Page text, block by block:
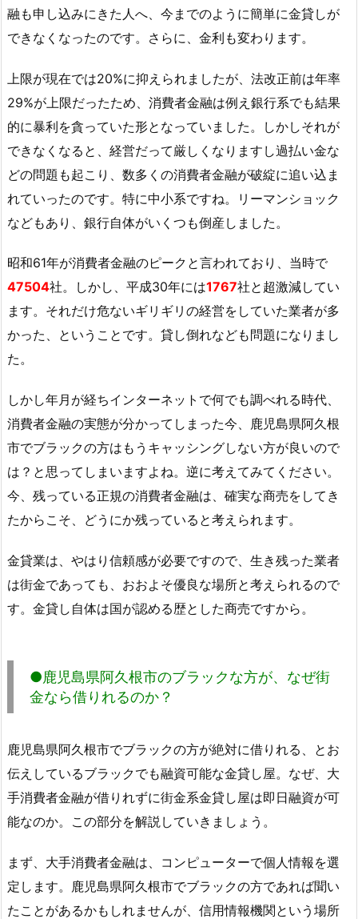
融も申し込みにきた人へ、今までのように簡単に金貸しが
できなくなったのです。さらに、金利も変わります。
上限が現在では20%に抑えられましたが、法改正前は年率
29%が上限だったため、消費者金融は例え銀行系でも結果
的に暴利を貪っていた形となっていました。しかしそれが
できなくなると、経営だって厳しくなりますし過払い金な
どの問題も起こり、数多くの消費者金融が破綻に追い込ま
れていったのです。特に中小系ですね。リーマンショック
などもあり、銀行自体がいくつも倒産しました。
昭和61年が消費者金融のピークと言われており、当時で
47504社。しかし、平成30年には1767社と超激減してい
ます。それだけ危ないギリギリの経営をしていた業者が多
かった、ということです。貸し倒れなども問題になりまし
た。
しかし年月が経ちインターネットで何でも調べれる時代、
消費者金融の実態が分かってしまった今、鹿児島県阿久根
市でブラックの方はもうキャッシングしない方が良いので
は？と思ってしまいますよね。逆に考えてみてください。
今、残っている正規の消費者金融は、確実な商売をしてき
たからこそ、どうにか残っていると考えられます。
金貸業は、やはり信頼感が必要ですので、生き残った業者
は街金であっても、おおよそ優良な場所と考えられるので
す。金貸し自体は国が認める歴とした商売ですから。
●鹿児島県阿久根市のブラックな方が、なぜ街
金なら借りれるのか？
鹿児島県阿久根市でブラックの方が絶対に借りれる、とお
伝えしているブラックでも融資可能な金貸し屋。なぜ、大
手消費者金融が借りれずに街金系金貸し屋は即日融資が可
能なのか。この部分を解説していきましょう。
まず、大手消費者金融は、コンピューターで個人情報を選
定します。鹿児島県阿久根市でブラックの方であれば聞い
たことがあるかもしれませんが、信用情報機関という場所